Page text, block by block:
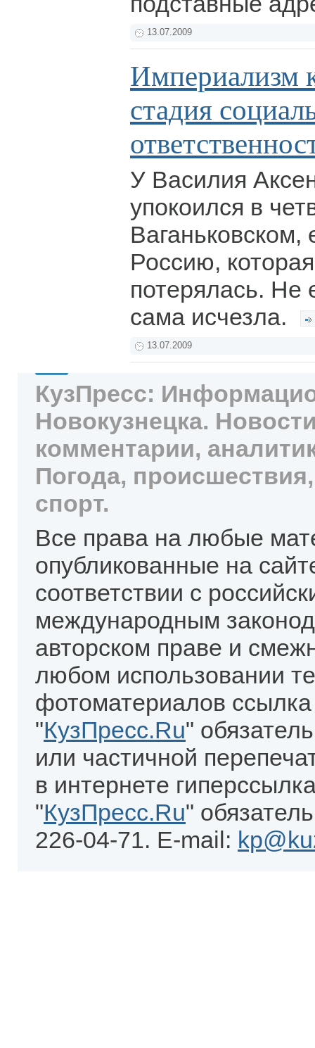
13.07.2009
Империализм
стадия
У Василия
упокоился в
Ваганьковском,
Россию,
потерялась. Не
сама исчезла.
13.07.2009
КузПресс:
Новокузнецка.
комментарии,
Погода,
спорт.
Все права на любые
опубликованные на
соответствии с
международным
авторском праве и
любом использовании
фотоматериалов
"КузПресс.Ru"
или частичной
в интернете
"КузПресс.Ru"
226-04-71. E-mail: